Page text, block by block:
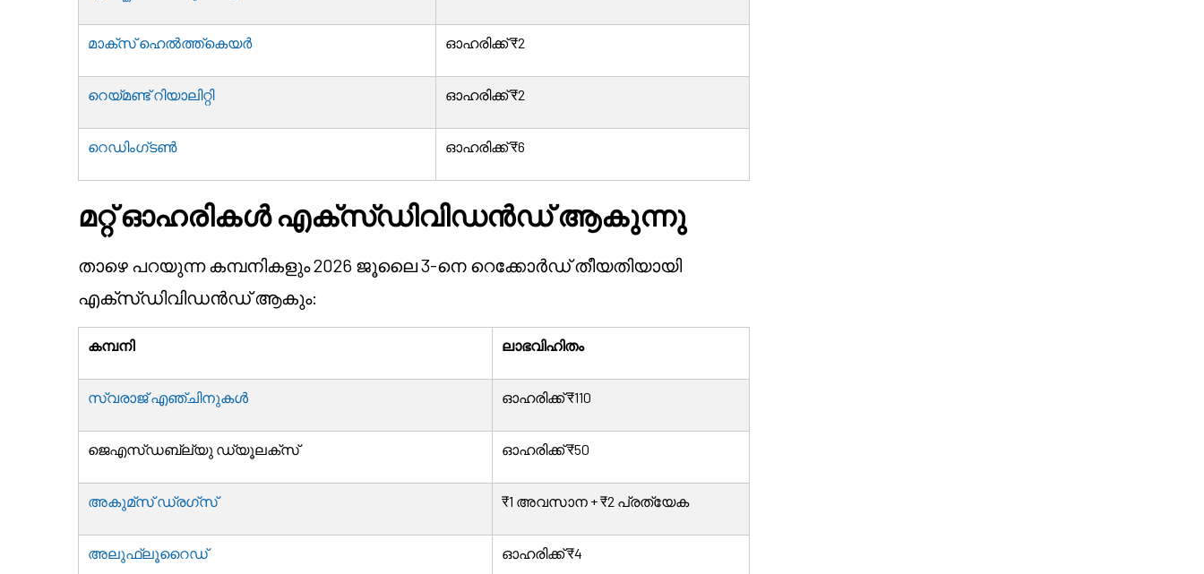
മാക്സ് ഹെൽത്ത്‌കെയർ ഓഹരിക്ക് ₹2
റെയ്മണ്ട് റിയാലിറ്റി ഓഹരിക്ക് ₹2
റെഡിംഗ്ടൺ ഓഹരിക്ക് ₹6
മറ്റ് ഓഹരികൾ എക്സ്ഡിവിഡൻഡ് ആകുന്നു
താഴെ പറയുന്ന കമ്പനികളും 2026 ജൂലൈ 3-നെ റെക്കോർഡ് തീയതിയായി
എക്സ്ഡിവിഡൻഡ് ആകും:
കമ്പനി ലാഭവിഹിതം
സ്വരാജ് എഞ്ചിനുകൾ ഓഹരിക്ക് ₹110
ജെഎസ്ഡബ്ല്യു ഡ്യൂലക്സ് ഓഹരിക്ക് ₹50
അകുമ്സ് ഡ്രഗ്സ് ₹1 അവസാന + ₹2 പ്രത്യേക
അലുഫ്ലൂറൈഡ് ഓഹരിക്ക് ₹4